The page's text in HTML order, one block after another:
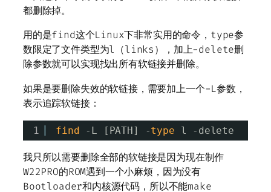
都删除掉。
用的是find这个Linux下非常实用的命令，type参
数限定了文件类型为l（links），加上-delete删
除参数就可以实现找出所有软链接并删除。
如果是要删除失效的软链接，需要加上一个-L参数，
表示追踪软链接：
1 find -L [PATH] -type l -delete
我只所以需要删除全部的软链接是因为现在制作
W22PRO的ROM遇到一个小麻烦，因为没有
Bootloader和内核源代码，所以不能make